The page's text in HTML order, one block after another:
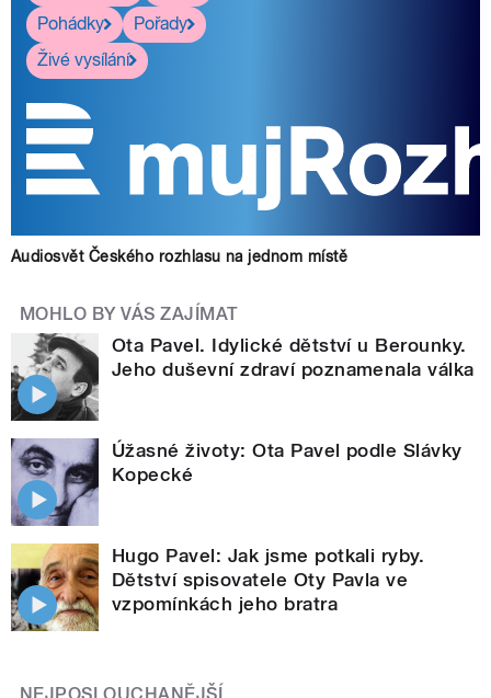
Pohádky
Pořady
Živé vysílání
Audiosvět Českého rozhlasu na jednom místě
MOHLO BY VÁS ZAJÍMAT
Ota Pavel. Idylické dětství u Berounky.
Jeho duševní zdraví poznamenala válka
Úžasné životy: Ota Pavel podle Slávky
Kopecké
Hugo Pavel: Jak jsme potkali ryby.
Dětství spisovatele Oty Pavla ve
vzpomínkách jeho bratra